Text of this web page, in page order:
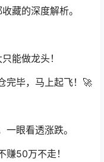
藏的深度解析。
能做龙头！
完毕，马上起飞！🚀
一眼看透涨跌。
赚50万不走！